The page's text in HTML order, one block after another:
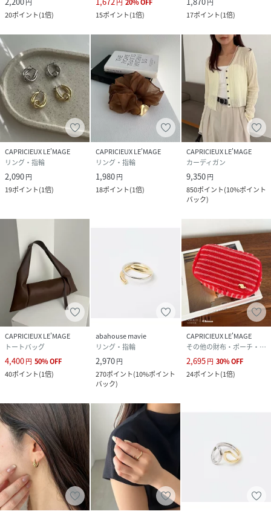
円
20ポイント(1倍)
円 20%OFF
15ポイント(1倍)
円
17ポイント(1倍)
CAPRICIEUX LE'MAGE
リング・指輪
2,090円
19ポイント(1倍)
CAPRICIEUX LE'MAGE
リング・指輪
1,980円
18ポイント(1倍)
CAPRICIEUX LE'MAGE
カーディガン
9,350円
850ポイント(10%ポイント
バック)
CAPRICIEUX LE'MAGE
トートバッグ
4,400円 50%OFF
40ポイント(1倍)
abahouse mavie
リング・指輪
2,970円
270ポイント(10%ポイント
バック)
CAPRICIEUX LE'MAGE
その他の財布・ポーチ・ケース
2,695円 30%OFF
24ポイント(1倍)